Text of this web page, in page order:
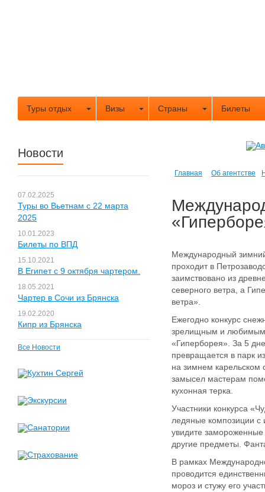
Туры отдых Визы Страны Билеты
Главная Об агентстве
Международный
проходит в
заимствовано из
северного ветра, а
ветра».
Ежегодно конкурс
зрелищным и любимым
«Гиперборея». За 5
превращается в парк
на зимнем карельском
замысел мастерам
кухонная терка.
Участники конкурса
ледяные композиции с
увидите
другие предметы.
В рамках
проводится
мороз и стужу его
Новости
07.02.2025
Туры во Вьетнам с 22 марта
2025
10.01.2023
Билеты по ВПД
15.10.2021
В Египет с 9 октября чартером.
18.05.2021
Чартер в Сочи из Брянска
19.02.2020
Кипр из Брянска
Все Новости